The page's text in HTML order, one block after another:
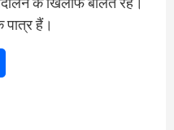
पात्र हैं।